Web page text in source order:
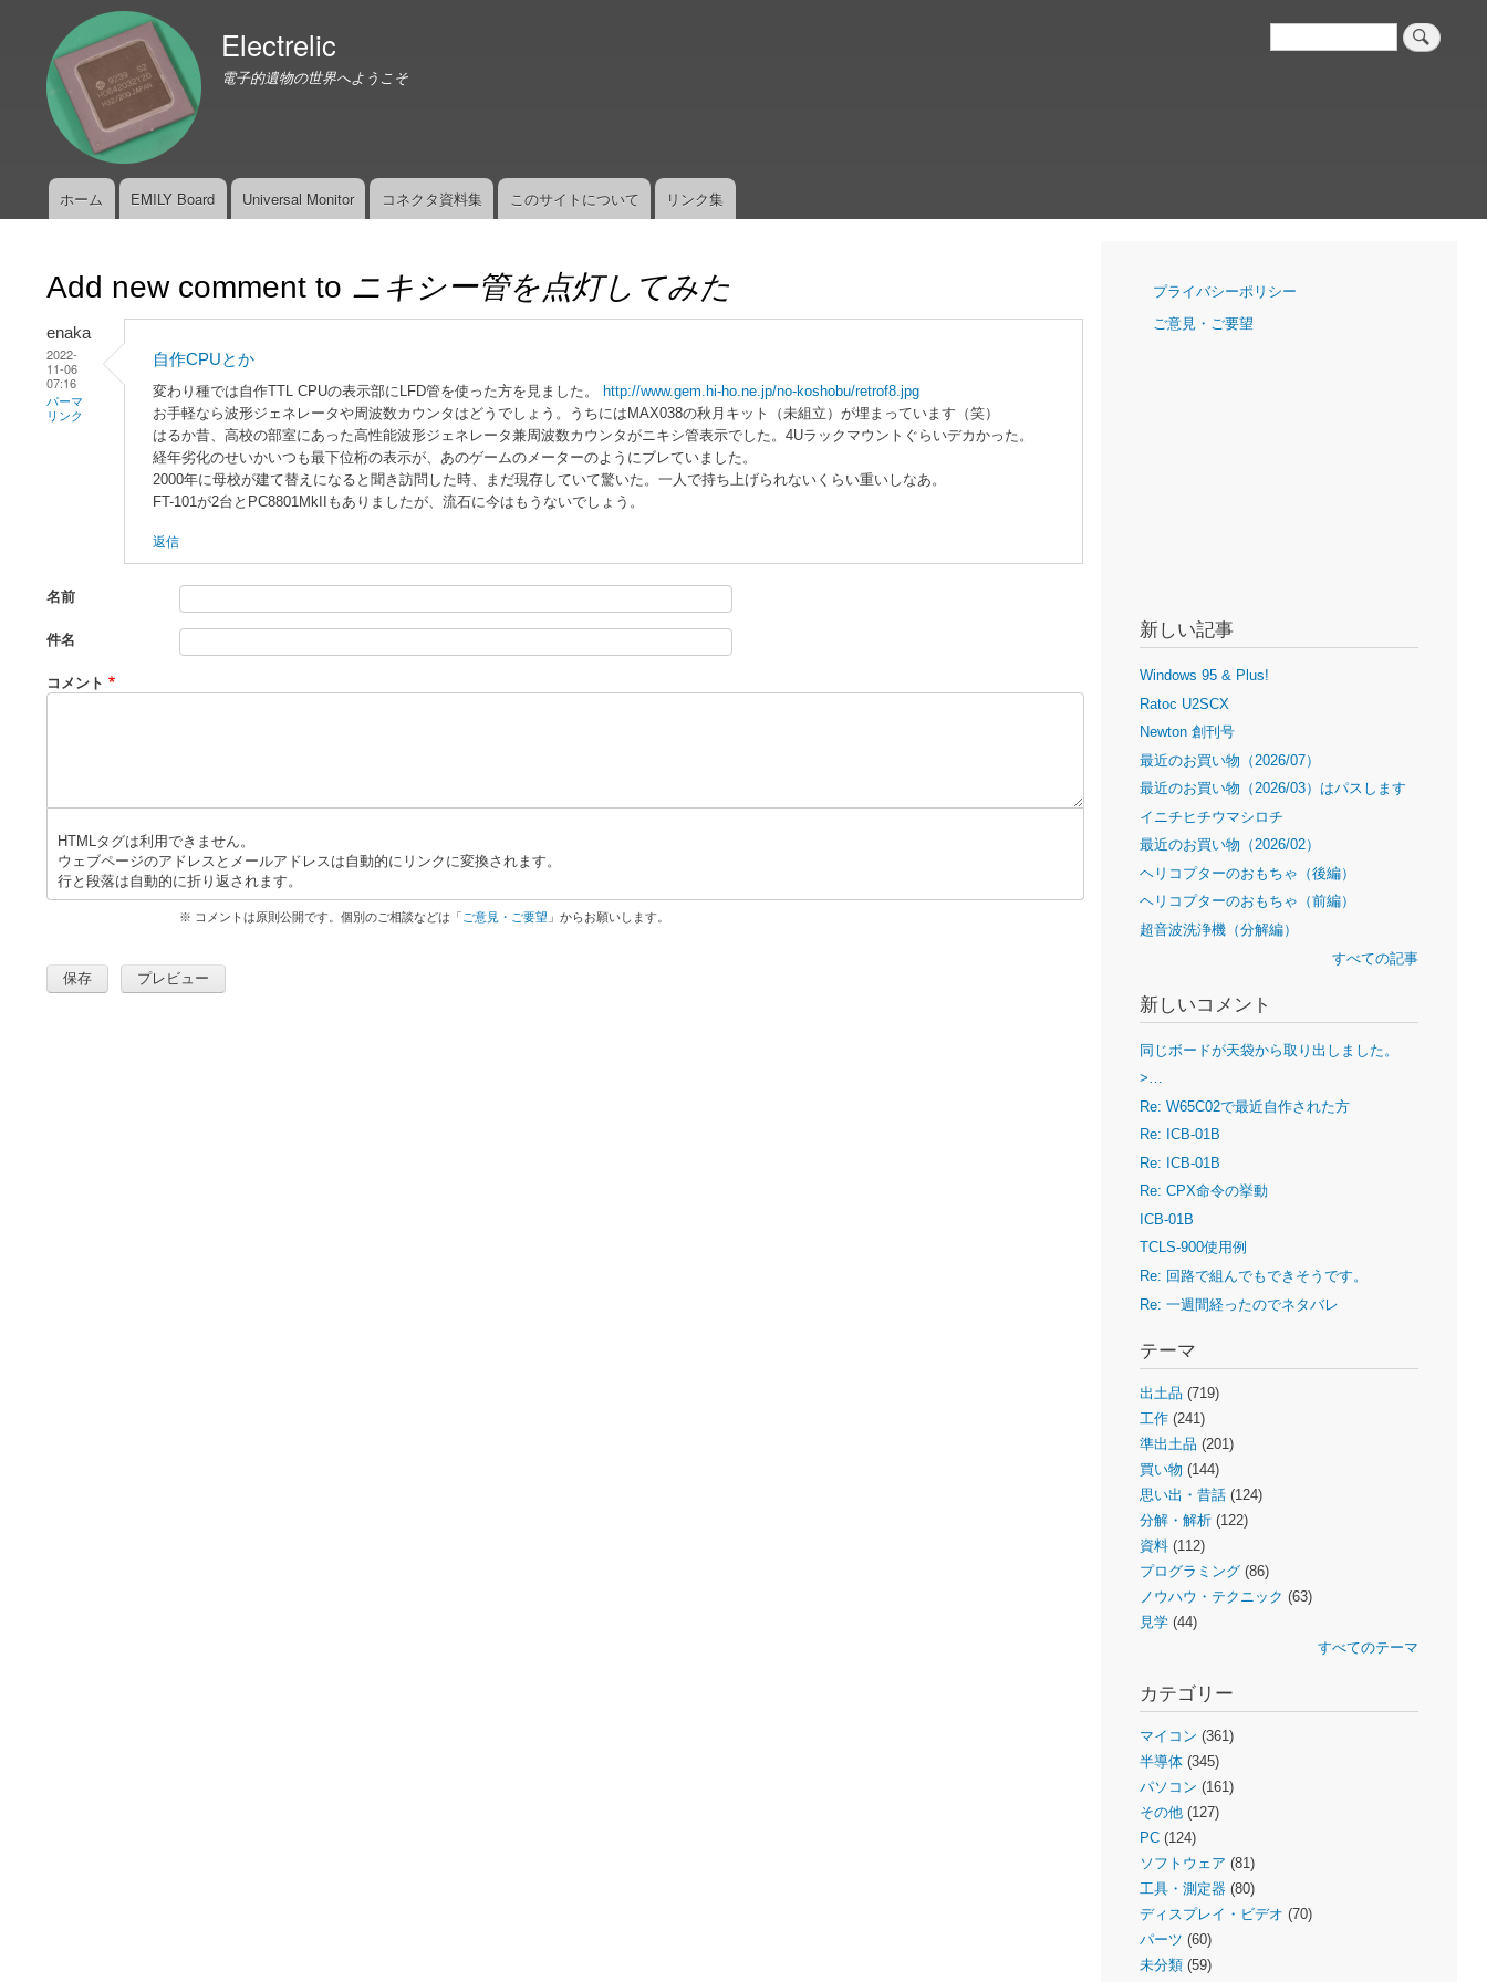
検
索
Electrelic
電子的遺物の世界へようこそ
ュ
ー
ホーム EMILY Board Universal Monitor コネクタ資料集 このサイトについて リンク集
Add new comment to ニキシー管を点灯してみた
enaka
2022-
11-06
07:16
パーマ
リンク
自作CPUとか
変わり種では自作TTL CPUの表示部にLFD管を使った方を見ました。
http://www.gem.hi-ho.ne.jp/no-koshobu/retrof8.jpg
お手軽なら波形ジェネレータや周波数カウンタはどうでしょう。うちにはMAX038の秋月キット（未組立）が埋まっています（笑）
はるか昔、高校の部室にあった高性能波形ジェネレータ兼周波数カウンタがニキシ管表示でした。4Uラックマウントぐらいデカかった。
経年劣化のせいかいつも最下位桁の表示が、あのゲームのメーターのようにブレていました。
2000年に母校が建て替えになると聞き訪問した時、まだ現存していて驚いた。一人で持ち上げられないくらい重いしなあ。
FT-101が2台とPC8801MkIIもありましたが、流石に今はもうないでしょう。
返信
名前
件名
コメント
HTMLタグは利用できません。
ウェブページのアドレスとメールアドレスは自動的にリンクに変換されます。
行と段落は自動的に折り返されます。
※ コメントは原則公開です。個別のご相談などは「 ご意見・ご要望 」からお願いします。
ナ
ゲ
プライバシーポリシー
ご意見・ご要望
新しい記事
Windows 95 & Plus!
Ratoc U2SCX
Newton 創刊号
最近のお買い物（2026/07）
最近のお買い物（2026/03）はパスします
イニチヒチウマシロチ
最近のお買い物（2026/02）
ヘリコプターのおもちゃ（後編）
ヘリコプターのおもちゃ（前編）
超音波洗浄機（分解編）
すべての記事
新しいコメント
同じボードが天袋から取り出しました。
>…
Re: W65C02で最近自作された方
Re: ICB-01B
Re: ICB-01B
Re: CPX命令の挙動
ICB-01B
TCLS-900使用例
Re: 回路で組んでもできそうです。
Re: 一週間経ったのでネタバレ
テーマ
出土品 (719)
工作(241)
準出土品 (201)
買い物 (144)
思い出・昔話(124)
分解・解析(122)
資料(112)
プログラミング(86)
ノウハウ・テクニック (63)
見学(44)
すべてのテーマ
カテゴリー
マイコン (361)
半導体(345)
パソコン (161)
その他(127)
PC(124)
ソフトウェア (81)
工具・測定器(80)
ディスプレイ・ビデオ (70)
パーツ (60)
未分類(59)